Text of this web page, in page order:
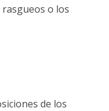
o los
de los